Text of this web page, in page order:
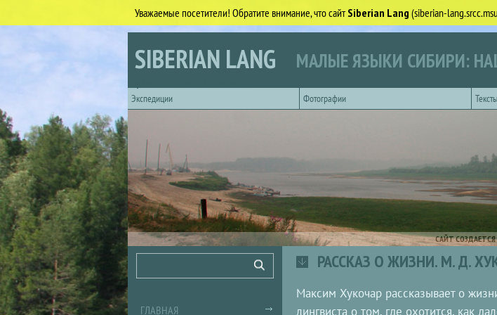
Уважаемые посетители! Обратите внимание, что сайтSiberian Lang (siberian-
SIBERIAN LANG МАЛЫЕ ЯЗЫКИ СИБИРИ:
Экспедиции
Фотографии Тексты
САЙТ
РАССКАЗ О ЖИЗНИ. М. Д.
Максим Хукочар рассказывает о
лингвиста о том, где охотится, как
Поиск
ГЛАВНАЯ